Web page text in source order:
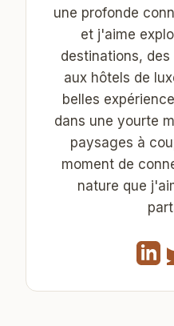
une profonde
et j'aime
destinations,
aux hôtels de
belles
dans une yourte
paysages à
moment de
nature que